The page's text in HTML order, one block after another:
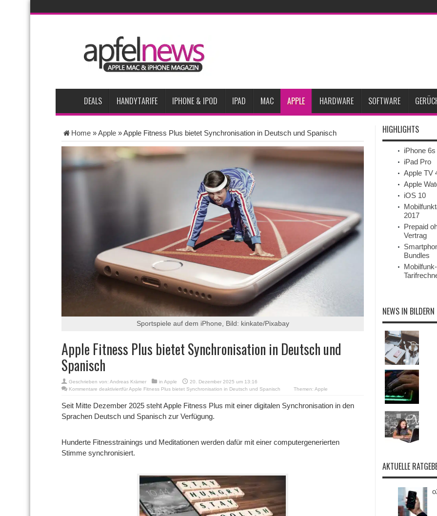
Bericht: iPad-Lieferungen im 2. Quartal 2026 um 7,5 Prozent gesunken
Vom iPad-Design zum eigenen T-Shirt: Checkliste für Apple-Kreative
iPadOS 27 spendiert iPad zwei neue Funktionen
DEALS HANDYTARIFE IPHONE & IPOD IPAD MAC APPLE HARDWARE SOFTWARE
Home »Apple »Apple Fitness Plus bietet Synchronisation in Deutsch und Spanisch
Sportspiele auf dem iPhone, Bild: kinkate/Pixabay
Apple Fitness Plus bietet Synchronisation in Deutsch und
Spanisch
Geschrieben von: Andreas Krämer in Apple
20. Dezember 2025 um 13:16
Kommentare deaktiviertfür Apple Fitness Plus bietet Synchronisation in Deutsch und Spanisch Themen: Apple
Seit Mitte Dezember 2025 steht Apple Fitness Plus mit einer digitalen Synchronisation in den
Sprachen Deutsch und Spanisch zur Verfügung.
Hunderte Fitnesstrainings und Meditationen werden dafür mit einer computergenerierten
Stimme synchronisiert.
HIGHLIGHTS
iPhone 6s
iPad Pro
Apple TV
Apple
iOS 10
2017
Prepaid
Vertrag
Bundles
Mobilfunk-
NEWS IN BILDERN
AKTUELLE